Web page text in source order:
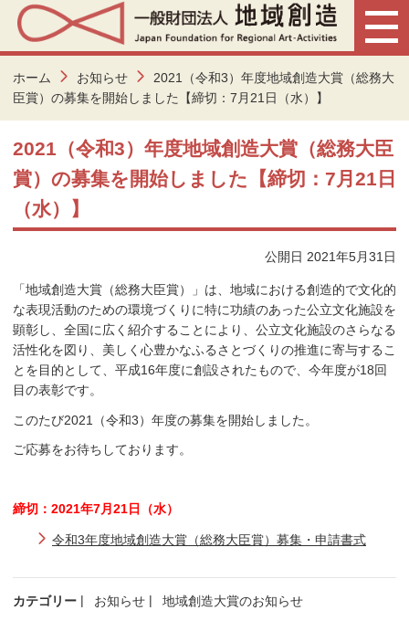
ホーム お知らせ
2021（令和3）年度地域創造大賞（総務大
臣賞）の募集を開始しました【締切：7月21日（水）】
2021（令和3）年度地域創造大賞（総務大臣
賞）の募集を開始しました【締切：7月21日
（水）】
公開日 2021年5月31日
「地域創造大賞（総務大臣賞）」は、地域における創造的で文化的
な表現活動のための環境づくりに特に功績のあった公立文化施設を
顕彰し、全国に広く紹介することにより、公立文化施設のさらなる
活性化を図り、美しく心豊かなふるさとづくりの推進に寄与するこ
とを目的として、平成16年度に創設されたもので、今年度が18回
目の表彰です。
このたび2021（令和3）年度の募集を開始しました。
ご応募をお待ちしております。
締切：2021年7月21日（水）
令和3年度地域創造大賞（総務大臣賞）募集・申請書式
カテゴリー お知らせ 地域創造大賞のお知らせ